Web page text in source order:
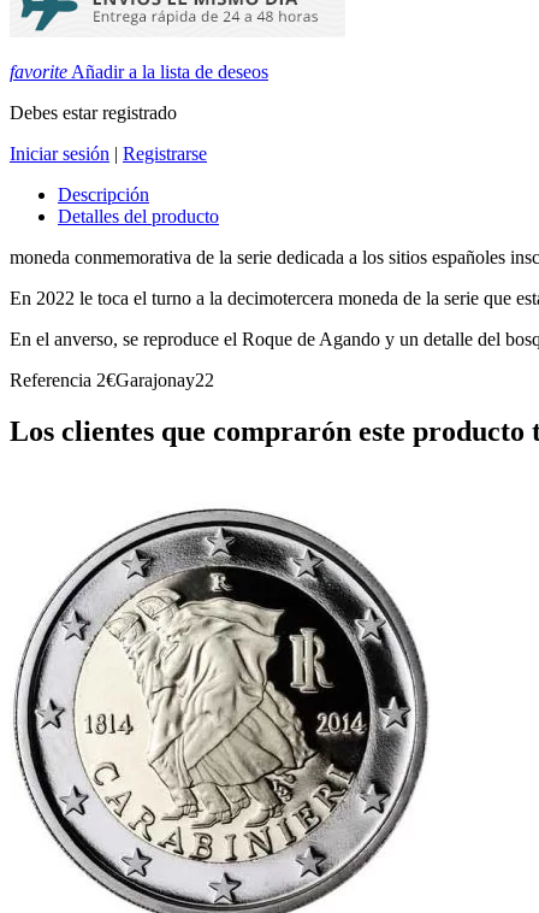
favoriteAñadir a la lista de deseos
Debes estar registrado
Iniciar sesión | Registrarse
Descripción
Detalles del producto
moneda conmemorativa de la serie dedicada a los sitios españoles
En 2022 le toca el turno a la decimotercera moneda de la serie que
En el anverso, se reproduce el Roque de Agando y un detalle del
Referencia 2€Garajonay22
Los clientes que comprarón este